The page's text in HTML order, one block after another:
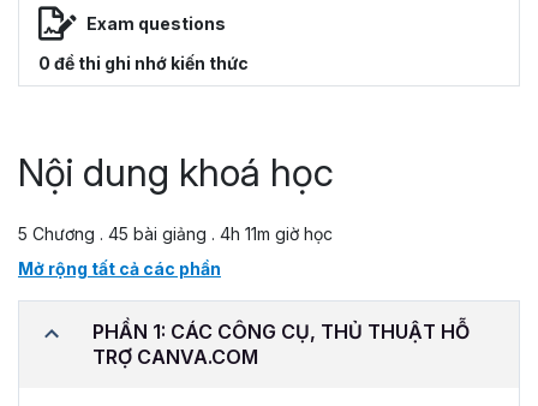
Exam questions
0 đề thi ghi nhớ kiến thức
Nội dung khoá học
5 Chương . 45 bài giảng . 4h 11m giờ học
Mở rộng tất cả các phần
PHẦN 1: CÁC CÔNG CỤ, THỦ THUẬT HỖ
TRỢ CANVA.COM